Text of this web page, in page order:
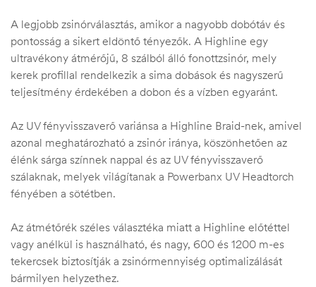
A legjobb zsinórválasztás, amikor a nagyobb dobótáv és
pontosság a sikert eldöntő tényezők. A Highline egy
ultravékony átmérőjű, 8 szálból álló fonottzsinór, mely
kerek profillal rendelkezik a sima dobások és nagyszerű
teljesítmény érdekében a dobon és a vízben egyaránt.
Az UV fényvisszaverő variánsa a Highline Braid-nek, amivel
azonal meghatározható a zsinór iránya, köszönhetően az
élénk sárga színnek nappal és az UV fényvisszaverő
szálaknak, melyek világítanak a Powerbanx UV Headtorch
fényében a sötétben.
Az átmétőrék széles választéka miatt a Highline előtéttel
vagy anélkül is használható, és nagy, 600 és 1200 m-es
tekercsek biztosítják a zsinórmennyiség optimalizálását
bármilyen helyzethez.